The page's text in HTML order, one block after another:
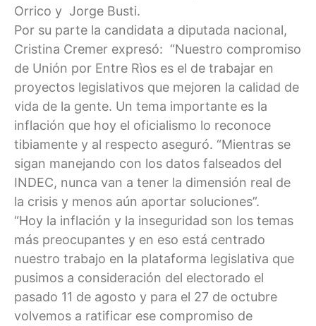
Orrico y Jorge Busti.
Por su parte la candidata a diputada nacional,
Cristina Cremer expresó: “Nuestro compromiso
de Unión por Entre Rìos es el de trabajar en
proyectos legislativos que mejoren la calidad de
vida de la gente. Un tema importante es la
inflación que hoy el oficialismo lo reconoce
tibiamente y al respecto aseguró. “Mientras se
sigan manejando con los datos falseados del
INDEC, nunca van a tener la dimensión real de
la crisis y menos aún aportar soluciones”.
“Hoy la inflación y la inseguridad son los temas
más preocupantes y en eso está centrado
nuestro trabajo en la plataforma legislativa que
pusimos a consideración del electorado el
pasado 11 de agosto y para el 27 de octubre
volvemos a ratificar ese compromiso de